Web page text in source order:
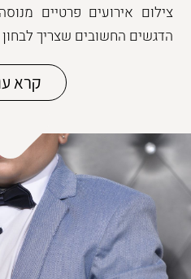
צילום אירועים פרטיים
הדגשים החשובים שצריך לבחון
קרא